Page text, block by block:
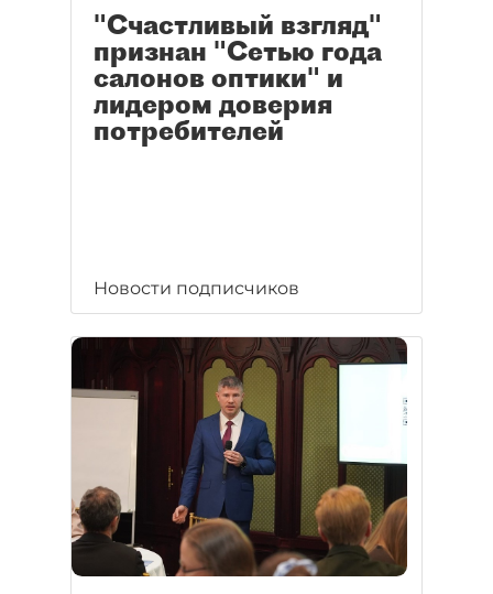
"Счастливый взгляд"
признан "Сетью года
салонов оптики" и
лидером доверия
потребителей
Новости подписчиков